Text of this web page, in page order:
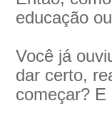
educação
Você já
dar certo,
começar? E